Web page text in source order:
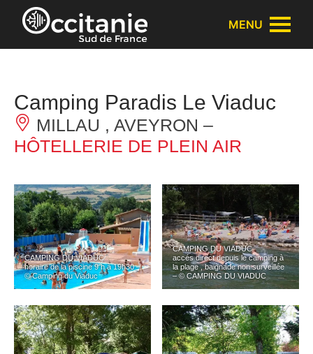
Panneau de gestion des cookies
MENU
Camping Paradis Le Viaduc
MILLAU , AVEYRON –
HÔTELLERIE DE PLEIN AIR
CAMPING DU VIADUC
horaire de la piscine 9 h à 19h30 –
© Camping du Viaduc
CAMPING DU VIADUC
accés direct depuis le camping à
la plage , baignade non surveillée
– © CAMPING DU VIADUC